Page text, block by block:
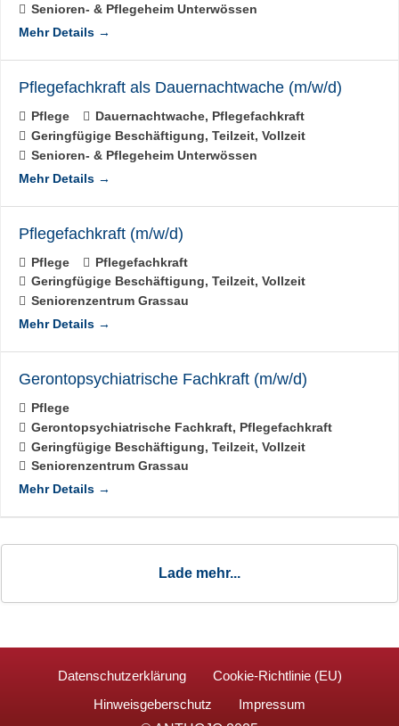
Senioren- & Pflegeheim Unterwössen
Mehr Details
Pflegefachkraft als Dauernachtwache (m/w/d)
Pflege Dauernachtwache Pflegefachkraft
Geringfügige Beschäftigung Teilzeit Vollzeit
Senioren- & Pflegeheim Unterwössen
Mehr Details
Pflegefachkraft (m/w/d)
Pflege
Pflegefachkraft
Geringfügige Beschäftigung Teilzeit Vollzeit
Seniorenzentrum Grassau
Mehr Details
Gerontopsychiatrische Fachkraft (m/w/d)
Pflege
Gerontopsychiatrische Fachkraft Pflegefachkraft
Geringfügige Beschäftigung Teilzeit Vollzeit
Seniorenzentrum Grassau
Mehr Details
Lade mehr...
Datenschutzerklärung
Cookie-Richtlinie (EU)
Hinweisgeberschutz
Impressum